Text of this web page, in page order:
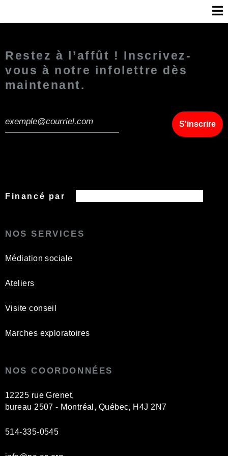
Restez à l’affût ! Inscrivez-
vous à notre infolettre dès
maintenant.
Financé par
NOS SERVICES
Médiation sociale
Ateliers
Visite conseil
Marches exploratoires
NOS COORDONNÉES
12225 rue Grenet,
bureau 2507 - Montréal, Québec, H4J 2N7
514-335-0545